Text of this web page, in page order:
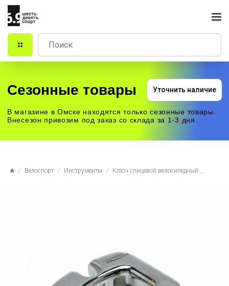
Сезонные товары
В магазине в Омске находятся только сезонные товары.
Внесезон привозим под заказ со склада за 1-3 дня.
Велоспорт Инструменты